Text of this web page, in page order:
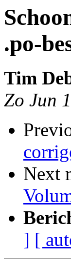
.po-
Tim
Zo Jun
Next
] [